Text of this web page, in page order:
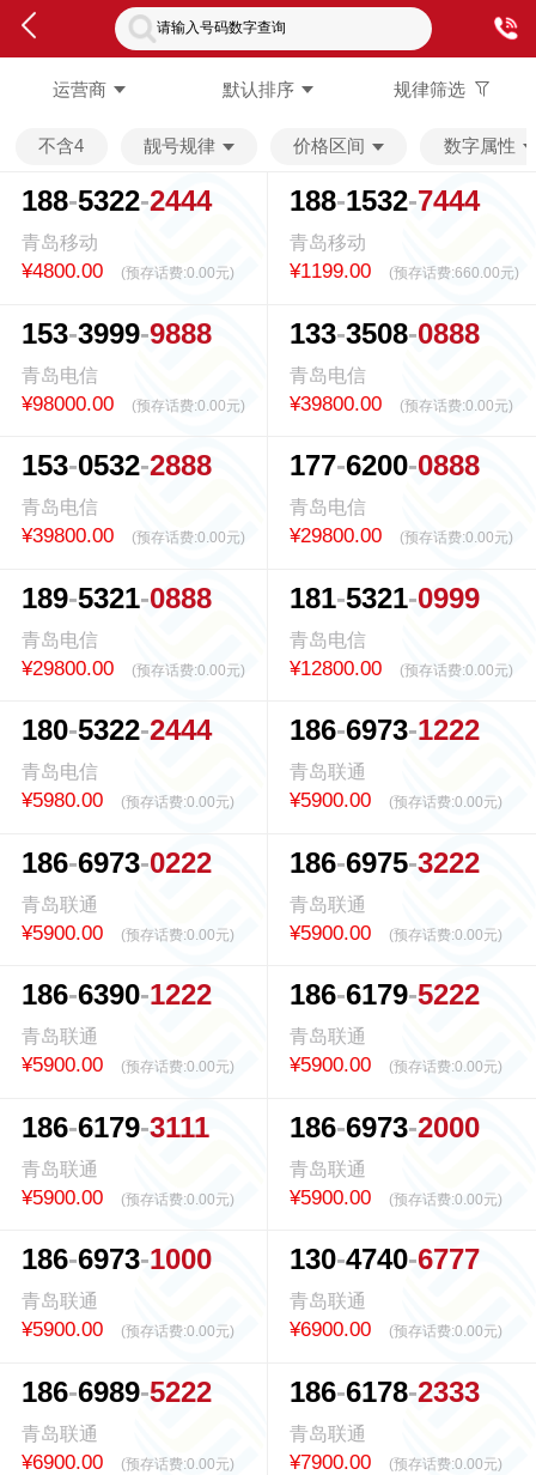
请输入号码数字查询
运营商 默认排序 规律筛选
不含4 靓号规律 价格区间 数字属性
188 5322 2444
青岛移动
¥4800.00 (预存话费:0.00元)
188 1532 7444
青岛移动
¥1199.00 (预存话费:660.00元)
153 3999 9888
青岛电信
¥98000.00 (预存话费:0.00元)
133 3508 0888
青岛电信
¥39800.00 (预存话费:0.00元)
153 0532 2888
青岛电信
¥39800.00 (预存话费:0.00元)
177 6200 0888
青岛电信
¥29800.00 (预存话费:0.00元)
189 5321 0888
青岛电信
¥29800.00 (预存话费:0.00元)
181 5321 0999
青岛电信
¥12800.00 (预存话费:0.00元)
180 5322 2444
青岛电信
¥5980.00 (预存话费:0.00元)
186 6973 1222
青岛联通
¥5900.00 (预存话费:0.00元)
186 6973 0222
青岛联通
¥5900.00 (预存话费:0.00元)
186 6975 3222
青岛联通
¥5900.00 (预存话费:0.00元)
186 6390 1222
青岛联通
¥5900.00 (预存话费:0.00元)
186 6179 5222
青岛联通
¥5900.00 (预存话费:0.00元)
186 6179 3111
青岛联通
¥5900.00 (预存话费:0.00元)
186 6973 2000
青岛联通
¥5900.00 (预存话费:0.00元)
186 6973 1000
青岛联通
¥5900.00 (预存话费:0.00元)
130 4740 6777
青岛联通
¥6900.00 (预存话费:0.00元)
186 6989 5222
青岛联通
¥6900.00 (预存话费:0.00元)
186 6178 2333
青岛联通
¥7900.00 (预存话费:0.00元)